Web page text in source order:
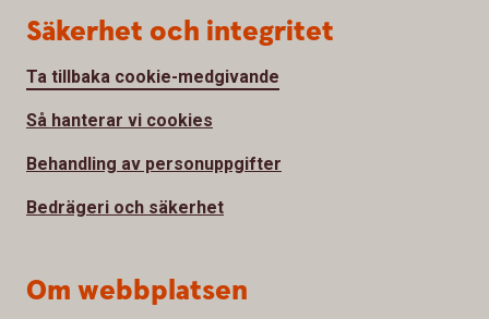
Säkerhet och integritet
Ta tillbaka cookie-medgivande
Så hanterar vi cookies
Behandling av personuppgifter
Bedrägeri och säkerhet
Om webbplatsen